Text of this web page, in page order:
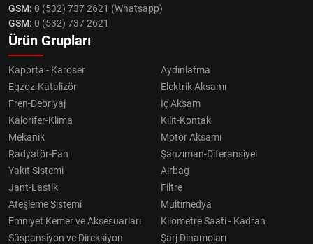
GSM: 0 (532) 737 2621 (Whatsapp)
GSM: 0 (532) 737 2621
Ürün Grupları
Kaporta - Karoser
Aydınlatma
Egzoz-Katalizör
Elektrik Aksamı
Fren-Debriyaj
İç Aksam
Kalorifer-Klima
Kilit-Kontak
Mekanik
Motor Aksamı
Radyatör-Fan
Şanzıman-Diferansiyel
Yakıt Sistemi
Airbag
Jant-Lastik
Filtre
Ateşleme Sistemi
Multimedya
Emniyet Kemer ve Aksesuarları
Kilometre Saati - Kadran
Süspansiyon ve Direksiyon
Şarj Dinamoları